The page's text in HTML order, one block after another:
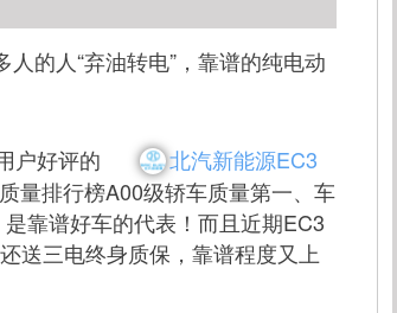
的人“弃油转电”，靠谱的纯电动
户好评的
北汽新能源EC3
量排行榜A00级轿车质量第一、车
靠谱好车的代表！而且近期EC3
送三电终身质保，靠谱程度又上